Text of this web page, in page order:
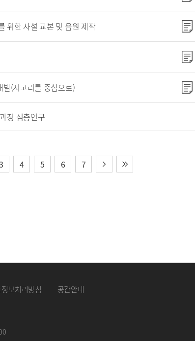
위한 사설 교본 및 음원 제작
(저고리를 중심으로)
정 심층연구
4 5 6 7
보처리방침 공간안내